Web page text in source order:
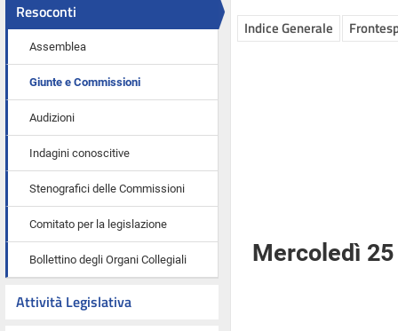
Resoconti
Assemblea
Giunte e Commissioni
Audizioni
Indagini conoscitive
Stenografici delle Commissioni
Comitato per la legislazione
Bollettino degli Organi Collegiali
Attività Legislativa
Indice Generale
Mercoledì